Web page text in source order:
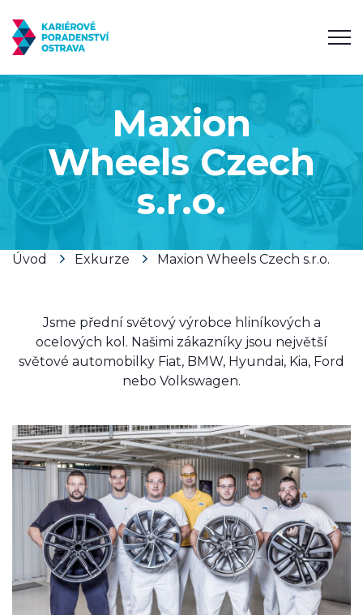
Maxion
Wheels Czech
s.r.o.
Úvod Exkurze Maxion Wheels Czech s.r.o.
Jsme přední světový výrobce hliníkových a
ocelových kol. Našimi zákazníky jsou největší
světové automobilky Fiat, BMW, Hyundai, Kia, Ford
nebo Volkswagen.